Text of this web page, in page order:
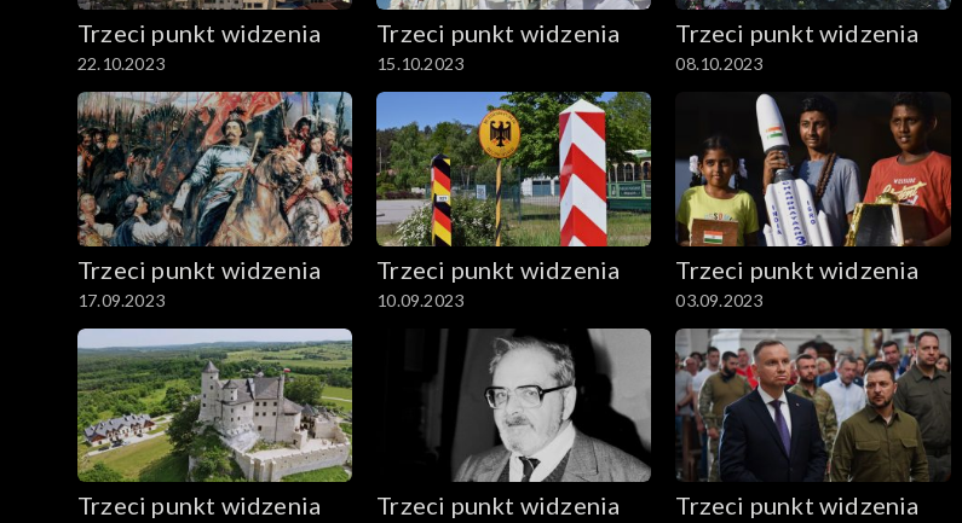
Trzeci punkt widzenia
22.10.2023
Trzeci punkt widzenia
15.10.2023
Trzeci punkt widzenia
08.10.2023
Trzeci punkt widzenia
17.09.2023
Trzeci punkt widzenia
10.09.2023
Trzeci punkt widzenia
03.09.2023
Trzeci punkt widzenia Trzeci punkt widzenia Trzeci punkt widzenia